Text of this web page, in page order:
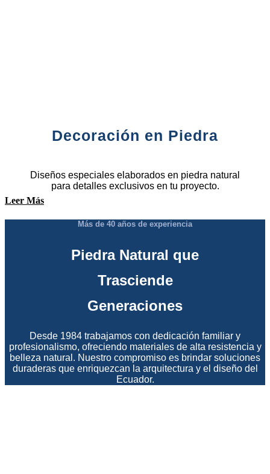
Decoración en Piedra
Diseños especiales elaborados en piedra natural
para detalles exclusivos en tu proyecto.
Leer Más
Más de 40 años de experiencia
Piedra Natural que
Trasciende
Generaciones
Desde 1984 trabajamos con dedicación familiar y
profesionalismo, ofreciendo materiales de alta resistencia y
belleza natural. Nuestro compromiso es brindar soluciones
duraderas que enriquezcan la arquitectura y el diseño del
Ecuador.